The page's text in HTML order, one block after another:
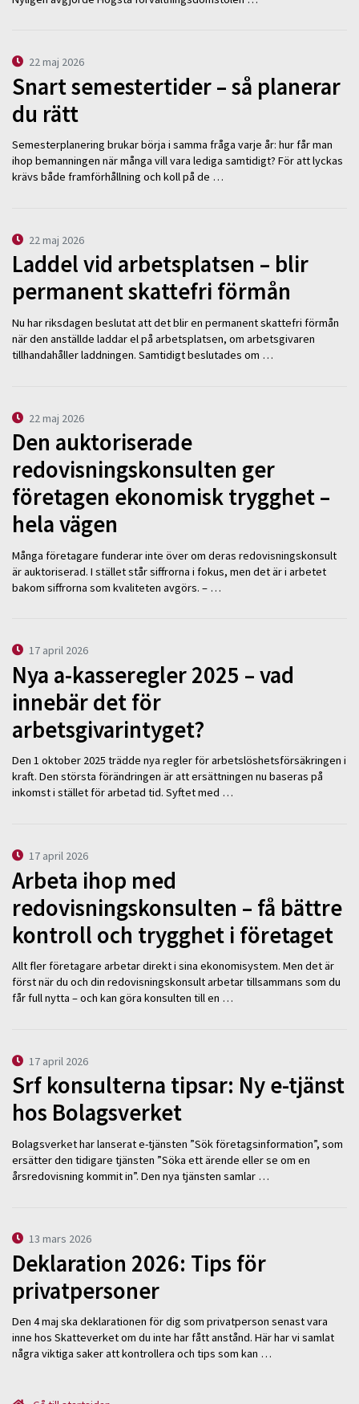
22 maj 2026
Snart semestertider – så planerar
du rätt
Semesterplanering brukar börja i samma fråga varje år: hur får man
ihop bemanningen när många vill vara lediga samtidigt? För att lyckas
krävs både framförhållning och koll på de …
22 maj 2026
Laddel vid arbetsplatsen – blir
permanent skattefri förmån
Nu har riksdagen beslutat att det blir en permanent skattefri förmån
när den anställde laddar el på arbetsplatsen, om arbetsgivaren
tillhandahåller laddningen. Samtidigt beslutades om …
22 maj 2026
Den auktoriserade
redovisningskonsulten ger
företagen ekonomisk trygghet –
hela vägen
Många företagare funderar inte över om deras redovisningskonsult
är auktoriserad. I stället står siffrorna i fokus, men det är i arbetet
bakom siffrorna som kvaliteten avgörs. – …
17 april 2026
Nya a-kasseregler 2025 – vad
innebär det för
arbetsgivarintyget?
Den 1 oktober 2025 trädde nya regler för arbetslöshetsförsäkringen i
kraft. Den största förändringen är att ersättningen nu baseras på
inkomst i stället för arbetad tid. Syftet med …
17 april 2026
Arbeta ihop med
redovisningskonsulten – få bättre
kontroll och trygghet i företaget
Allt fler företagare arbetar direkt i sina ekonomisystem. Men det är
först när du och din redovisningskonsult arbetar tillsammans som du
får full nytta – och kan göra konsulten till en …
17 april 2026
Srf konsulterna tipsar: Ny e-tjänst
hos Bolagsverket
Bolagsverket har lanserat e-tjänsten ”Sök företagsinformation”, som
ersätter den tidigare tjänsten ”Söka ett ärende eller se om en
årsredovisning kommit in”. Den nya tjänsten samlar …
13 mars 2026
Deklaration 2026: Tips för
privatpersoner
Den 4 maj ska deklarationen för dig som privatperson senast vara
inne hos Skatteverket om du inte har fått anstånd. Här har vi samlat
några viktiga saker att kontrollera och tips som kan …